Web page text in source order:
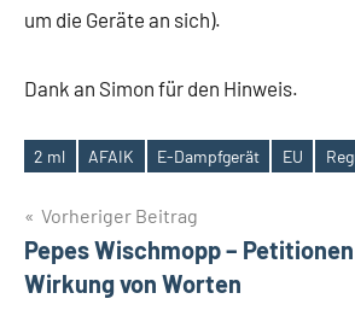
um die Geräte an sich).
Dank an Simon für den Hinweis.
Schlagwörter
2 ml AFAIK E-Dampfgerät EU
Beitrags-
Navigation
Vorheriger Beitrag
Pepes Wischmopp –
Wirkung von Worten